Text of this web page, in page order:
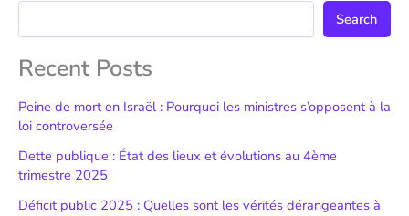
Search
Recent Posts
Peine de mort en Israël : Pourquoi les ministres s’opposent à la
loi controversée
Dette publique : État des lieux et évolutions au 4ème
trimestre 2025
Déficit public 2025 : Quelles sont les vérités dérangeantes à